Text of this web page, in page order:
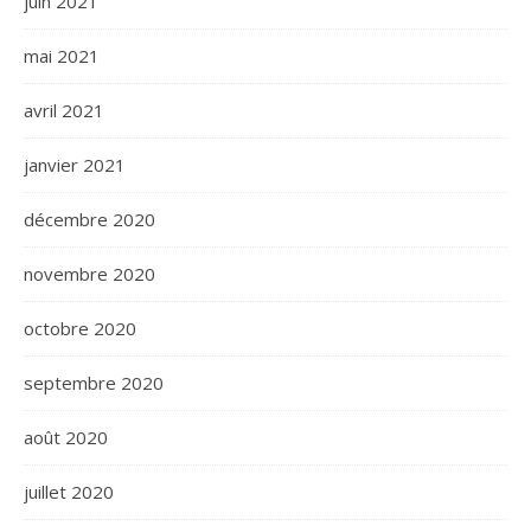
mai 2021
avril 2021
janvier 2021
décembre 2020
novembre 2020
octobre 2020
septembre 2020
août 2020
juillet 2020